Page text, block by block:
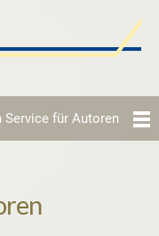
Service für Autoren